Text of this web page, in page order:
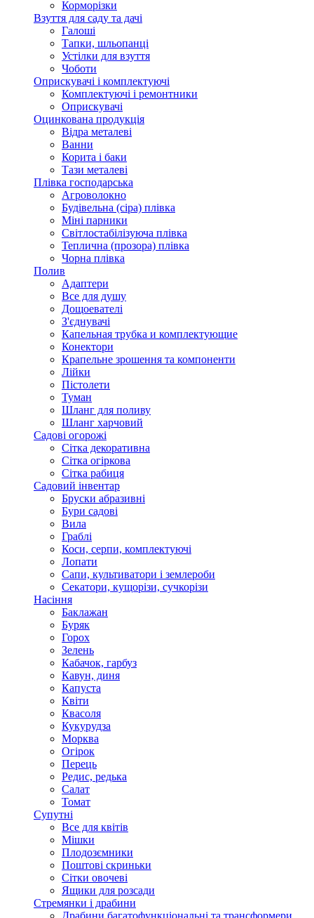
Корморізки
Взуття для саду та дачі
Галоші
Тапки, шльопанці
Устілки для взуття
Чоботи
Оприскувачі і комплектуючі
Комплектуючі і ремонтники
Оприскувачі
Оцинкована продукція
Відра металеві
Ванни
Корита і баки
Тази металеві
Плівка господарська
Агроволокно
Будівельна (сіра) плівка
Міні парники
Світлостабілізуюча плівка
Теплична (прозора) плівка
Чорна плівка
Полив
Адаптери
Все для душу
Дощоевателі
З'єднувачі
Капельная трубка и комплектующие
Конектори
Крапельне зрошення та компоненти
Лійки
Пістолети
Туман
Шланг для поливу
Шланг харчовий
Садові огорожі
Сітка декоративна
Сітка огіркова
Сітка рабиця
Садовий інвентар
Бруски абразивні
Бури садові
Вила
Граблі
Коси, серпи, комплектуючі
Лопати
Сапи, культиватори і землероби
Секатори, кущорізи, сучкорізи
Насіння
Баклажан
Буряк
Горох
Зелень
Кабачок, гарбуз
Кавун, диня
Капуста
Квіти
Квасоля
Кукурудза
Морква
Огірок
Перець
Редис, редька
Салат
Томат
Супутні
Все для квітів
Мішки
Плодозємники
Поштові скриньки
Сітки овочеві
Ящики для розсади
Стремянки і драбини
Драбини багатофункціональні та трансформери